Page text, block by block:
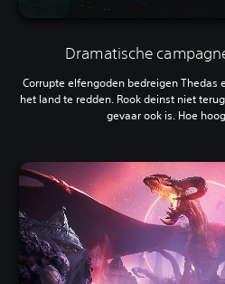
Dramatische
Corrupte elfengoden bedreigen Thedas
het land te redden. Rook deinst niet
gevaar ook is. Hoe